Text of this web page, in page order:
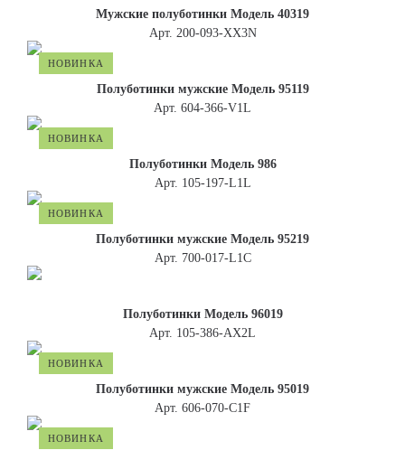
Мужские полуботинки Модель 40319
Арт. 200-093-XX3N
НОВИНКА
Полуботинки мужские Модель 95119
Арт. 604-366-V1L
НОВИНКА
Полуботинки Модель 986
Арт. 105-197-L1L
НОВИНКА
Полуботинки мужские Модель 95219
Арт. 700-017-L1C
Полуботинки Модель 96019
Арт. 105-386-АХ2L
НОВИНКА
Полуботинки мужские Модель 95019
Арт. 606-070-C1F
НОВИНКА